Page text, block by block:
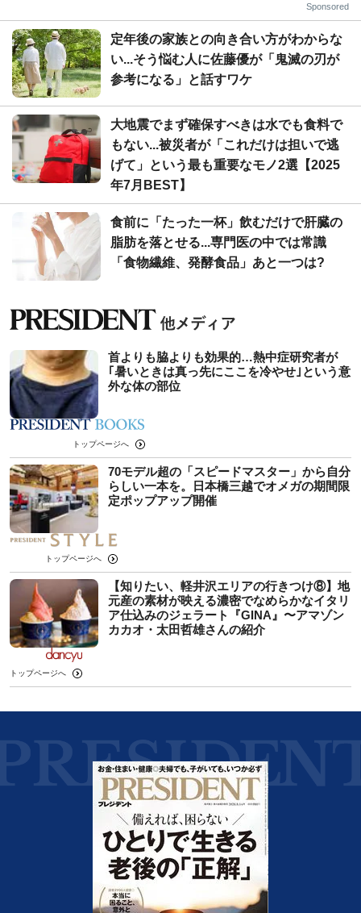
Sponsored
定年後の家族との向き合い方がわからな
い...そう悩む人に佐藤優が「鬼滅の刃が
参考になる」と話すワケ
大地震でまず確保すべきは水でも食料で
もない...被災者が「これだけは担いで逃
げて」という最も重要なモノ2選【2025
年7月BEST】
食前に「たった一杯」飲むだけで肝臓の
脂肪を落とせる...専門医の中では常識
「食物繊維、発酵食品」あと一つは?
首よりも脇よりも効果的…熱中症研究者が
｢暑いときは真っ先にここを冷やせ｣という意
外な体の部位
トップページへ
70モデル超の「スピードマスター」から自分
らしい一本を。日本橋三越でオメガの期間限
定ポップアップ開催
トップページへ
【知りたい、軽井沢エリアの行きつけ⑧】地
元産の素材が映える濃密でなめらかなイタリ
ア仕込みのジェラート『GINA』〜アマゾン
カカオ・太田哲雄さんの紹介
トップページへ